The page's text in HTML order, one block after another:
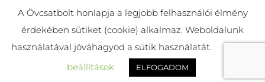
fenntartva! © 2011-
2025 Övcsatbolt |
Készítette: Mira
Webdesign és
Marketing Studio
A Övcsatbolt honlapja a legjobb felhasználói élmény
érdekében sütiket (cookie) alkalmaz. Weboldalunk
használatával jóváhagyod a sütik használatát.
Cookie
beállítások
ELFOGADOM